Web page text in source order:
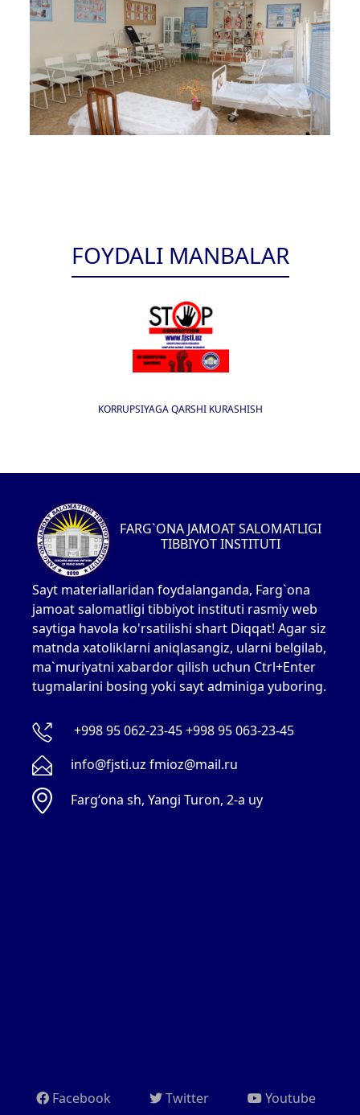
FOYDALI MANBALAR
KORRUPSIYAGA QARSHI KURASHISH
FARG`ONA JAMOAT SALOMATLIGI
TIBBIYOT INSTITUTI
Sayt materiallaridan foydalanganda, Farg`ona
jamoat salomatligi tibbiyot instituti rasmiy web
saytiga havola ko'rsatilishi shart Diqqat! Agar siz
matnda xatoliklarni aniqlasangiz, ularni belgilab,
ma`muriyatni xabardor qilish uchun Ctrl+Enter
tugmalarini bosing yoki sayt adminiga yuboring.
+998 95 062-23-45 +998 95 063-23-45
info@fjsti.uz fmioz@mail.ru
Fargʻona sh, Yangi Turon, 2-a uy
Facebook Twitter Youtube